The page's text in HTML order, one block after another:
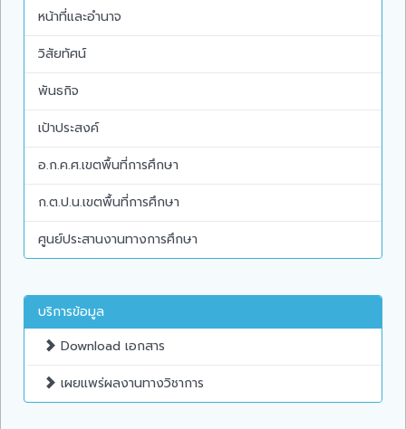
หน้าที่และอำนาจ
วิสัยทัศน์
พันธกิจ
เป้าประสงค์
อ.ก.ค.ศ.เขตพื้นที่การศึกษา
ก.ต.ป.น.เขตพื้นที่การศึกษา
ศูนย์ประสานงานทางการศึกษา
บริการข้อมูล
Download เอกสาร
เผยแพร่ผลงานทางวิชาการ